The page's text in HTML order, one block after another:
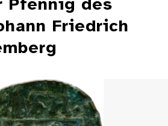
Pfennig des
Friedrich